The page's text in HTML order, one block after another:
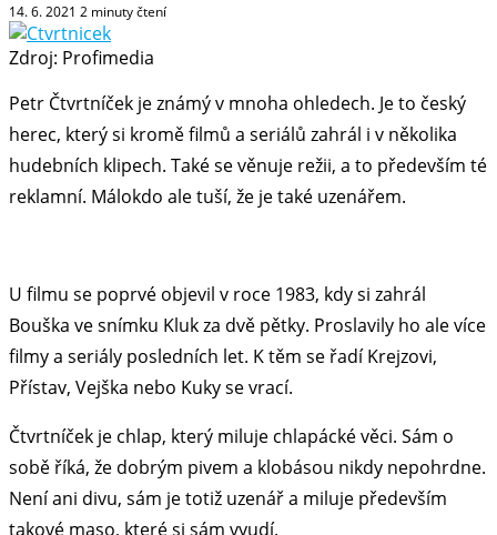
14. 6. 2021 2 minuty čtení
Zdroj: Profimedia
Petr Čtvrtníček je známý v mnoha ohledech. Je to český
herec, který si kromě filmů a seriálů zahrál i v několika
hudebních klipech. Také se věnuje režii, a to především té
reklamní. Málokdo ale tuší, že je také uzenářem.
U filmu se poprvé objevil v roce 1983, kdy si zahrál
Bouška ve snímku Kluk za dvě pětky. Proslavily ho ale více
filmy a seriály posledních let. K těm se řadí Krejzovi,
Přístav, Vejška nebo Kuky se vrací.
Čtvrtníček je chlap, který miluje chlapácké věci. Sám o
sobě říká, že dobrým pivem a klobásou nikdy nepohrdne.
Není ani divu, sám je totiž uzenář a miluje především
takové maso, které si sám vyudí.